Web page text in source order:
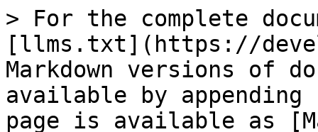
> For the complete
[llms.txt](https://
Markdown versions of
available by
page is available as